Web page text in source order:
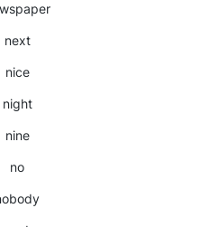
next
nice
night
nine
no